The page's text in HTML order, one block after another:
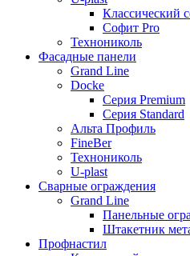
Классический
Софит Pro
Технониколь
Фасадные панели
Grand Line
Docke
Серия Premium
Серия Standard
Альта Профиль
FineBer
Технониколь
U-plast
Сварные ограждения
Grand Line
Панельные
Штакетник
Профнастил